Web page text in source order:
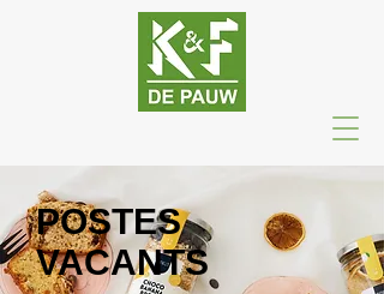
POSTES
VACANTS